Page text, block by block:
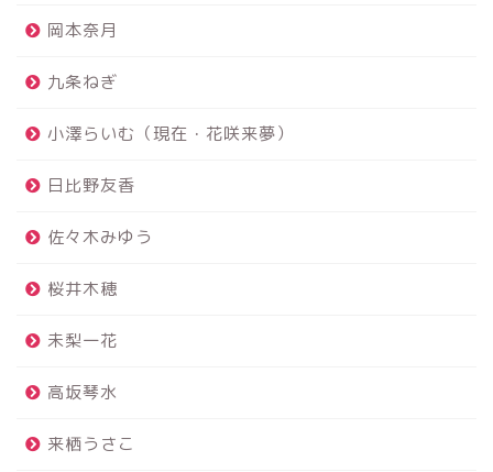
岡本奈月
九条ねぎ
小澤らいむ（現在・花咲来夢）
日比野友香
佐々木みゆう
桜井木穂
未梨一花
高坂琴水
来栖うさこ